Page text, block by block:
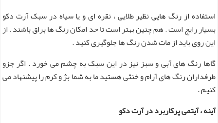
استفاده از رنگ هایی نظیر طلایی ، نقره ای و یا سیاه در سبک آرت دکو
بسیار رایج است . هم چنین بهتر است تا حد امکان رنگ ها براق باشند . از
این روی باید از مات شدن رنگ ها جلوگیری کنید .
گاها رنگ های آبی و سبز نیز در این سبک به چشم می خورد . اگر جزو
طرفداران رنگ های آرام و خنثی هستید ما به شما بژ و کرم را پیشنهاد می
کنیم .
آینه ، آیتمی پرکاربرد در آرت دکو